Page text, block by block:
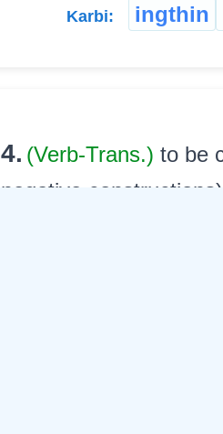
Karbi: ingthin
4. (Verb-Trans.) to be
negative constructions);